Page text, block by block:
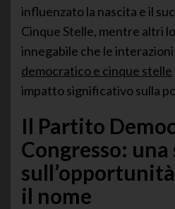
influenzato la nascita e il
Cinque Stelle, mentre altri
innegabile che le
democratico e cinque stelle
impatto significativo sulla
Il Partito
Congresso:
il nome